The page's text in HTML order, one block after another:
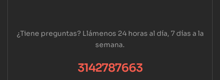
¿Tiene preguntas? Llámenos 24 horas al día, 7 días a la
semana.
3142787663